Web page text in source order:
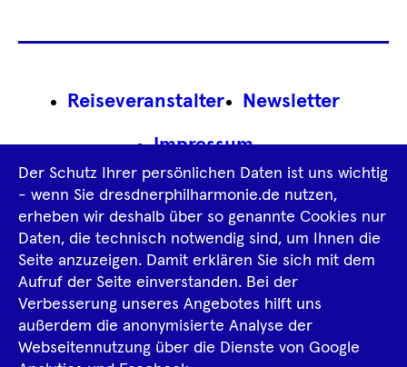
Footer
Reiseveranstalter Newsletter
Impressum
Datenschutz­information AGB
Intern
TiktokFacebook
Instagram
SpotifyYouTube
Der Schutz Ihrer persönlichen Daten ist uns wichtig
- wenn Sie dresdnerphilharmonie.de nutzen,
erheben wir deshalb über so genannte Cookies nur
Daten, die technisch notwendig sind, um Ihnen die
Seite anzuzeigen. Damit erklären Sie sich mit dem
Aufruf der Seite einverstanden. Bei der
Verbesserung unseres Angebotes hilft uns
außerdem die anonymisierte Analyse der
Webseitennutzung über die Dienste von Google